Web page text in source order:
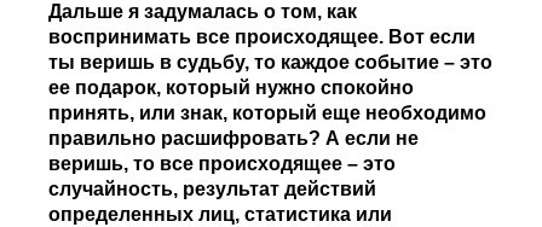
Дальше я задумалась о том, как
воспринимать все происходящее. Вот если
ты веришь в судьбу, то каждое событие – это
ее подарок, который нужно спокойно
принять, или знак, который еще необходимо
правильно расшифровать? А если не
веришь, то все происходящее – это
случайность, результат действий
определенных лиц, статистика или